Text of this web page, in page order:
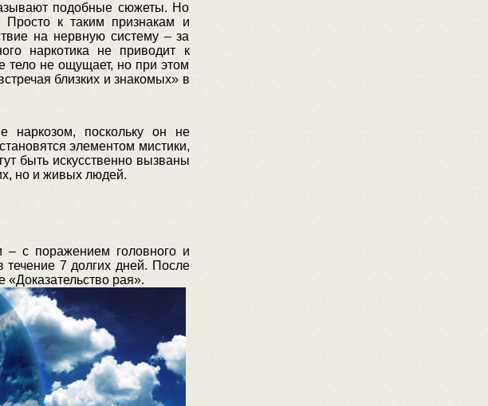
подобные сюжеты. Но
Просто к таким признакам и
на нервную систему – за
наркотика не приводит к
тело не ощущает, но при этом
близких и знакомых» в
наркозом, поскольку он не
элементом мистики,
быть искусственно вызваны
но и живых людей.
– с поражением головного и
7 долгих дней. После
«Доказательство рая».